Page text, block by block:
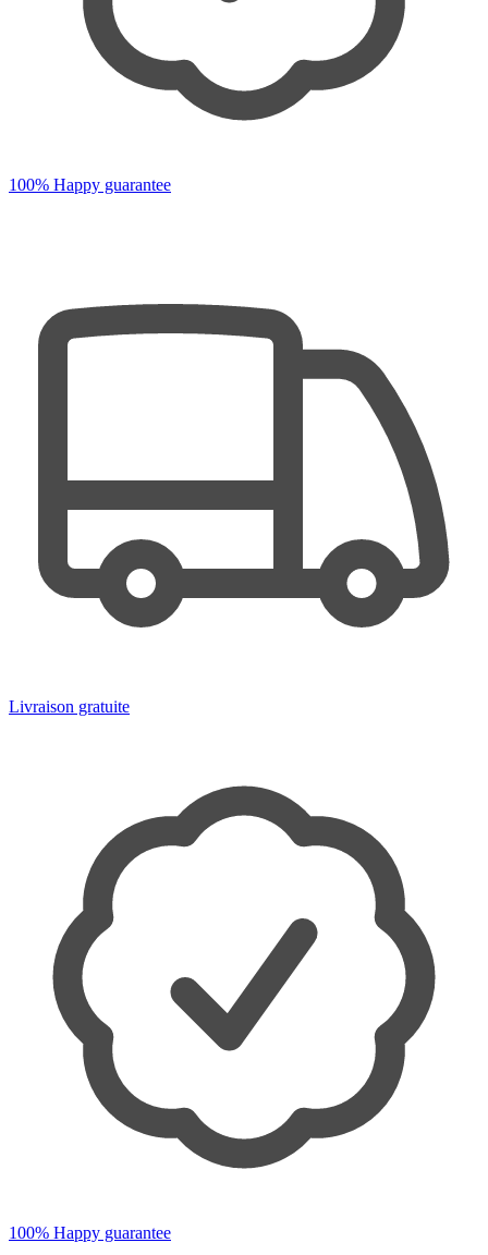
100% Happy guarantee
Livraison gratuite
100% Happy guarantee